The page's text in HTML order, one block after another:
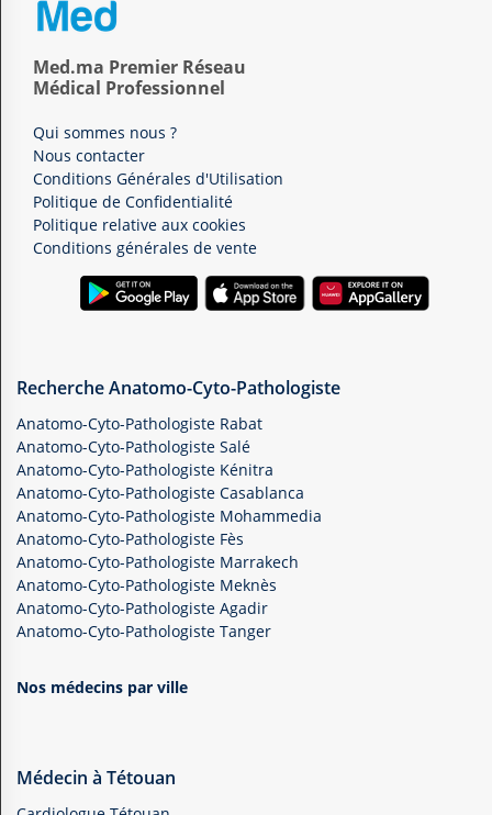
Med.ma Premier Réseau
Médical Professionnel
Qui sommes nous ?
Nous contacter
Conditions Générales d'Utilisation
Politique de Confidentialité
Politique relative aux cookies
Conditions générales de vente
Recherche Anatomo-Cyto-Pathologiste
Anatomo-Cyto-Pathologiste Rabat
Anatomo-Cyto-Pathologiste Salé
Anatomo-Cyto-Pathologiste Kénitra
Anatomo-Cyto-Pathologiste Casablanca
Anatomo-Cyto-Pathologiste Mohammedia
Anatomo-Cyto-Pathologiste Fès
Anatomo-Cyto-Pathologiste Marrakech
Anatomo-Cyto-Pathologiste Meknès
Anatomo-Cyto-Pathologiste Agadir
Anatomo-Cyto-Pathologiste Tanger
Nos médecins par ville
Médecin à Tétouan